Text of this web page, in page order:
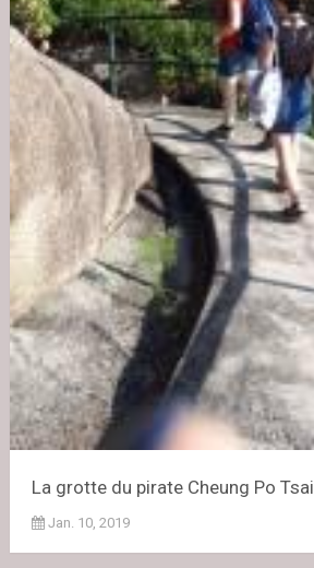
La grotte du pirate Cheung Po Tsai
Jan. 10, 2019